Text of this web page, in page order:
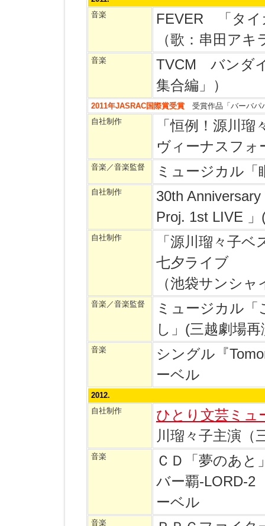
音楽
FEVER 「タ
（歌：串田ア
音楽
TVCM バンダ
集合編」）
2011年JASRAC国際賞受賞 受賞作品「バーバパ
自社制作
「恒例！源川
ヴィーナスフォ
音楽／音楽監督 ミュージカル
自社制作
30th
Proj. 1st LIVE
自社制作
「源川瑠々子
七夕ライブ
（池袋サンシ
音楽／音楽監督
ミュージカル
し」(三越劇場再
音楽
シングル『
ーベル
2012.
自社制作
ひとり文芸ミュ
川瑠々子主演（
音楽
ＣＤ「夢のあと
バー覇-LORD-
ーベル
音楽